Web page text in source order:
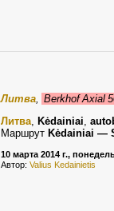
Литва, Berkhof Axial
Литва, Kėdainiai,
Маршрут Kėdainiai —
10 марта 2014 г.,
Автор: Valius Kedainietis